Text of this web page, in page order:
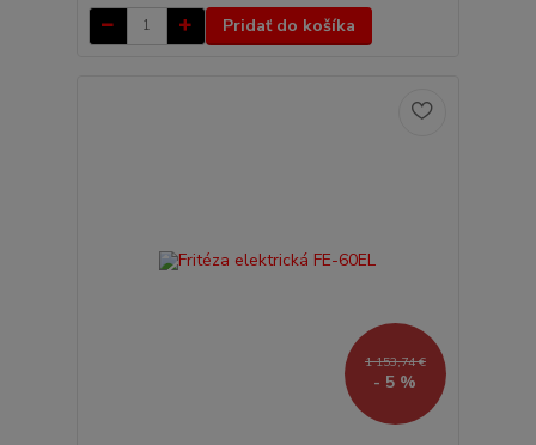
Pridať do košíka
1 153,74 €
- 5 %